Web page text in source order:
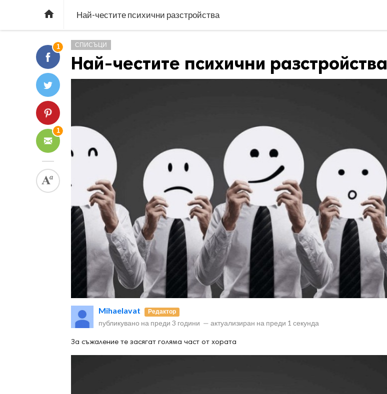
 Най-честите психични разстройства
1
1
СПИСЪЦИ
Най-честите психични разстройства
Mihaelavat Редактор
публикувано на преди 3 години — актуализиран на преди 1 секунда
За съжаление те засягат голяма част от хората